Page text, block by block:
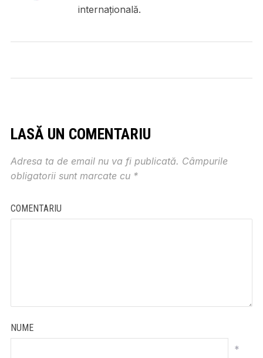
internațională.
LASĂ UN COMENTARIU
Adresa ta de email nu va fi publicată. Câmpurile
obligatorii sunt marcate cu *
COMENTARIU
NUME
*